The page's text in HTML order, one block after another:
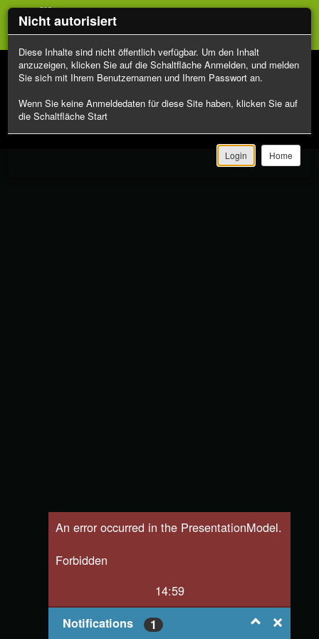
An error occurred in the PresentationModel.
Forbidden
14:59
Notifications 1
Gu
navigation
Nicht autorisiert
Diese Inhalte sind nicht öffentlich verfügbar. Um den Inhalt
anzuzeigen, klicken Sie auf die Schaltfläche Anmelden, und melden
Sie sich mit Ihrem Benutzernamen und Ihrem Passwort an.
Wenn Sie keine Anmeldedaten für diese Site haben, klicken Sie auf
die Schaltfläche Start
Login Home